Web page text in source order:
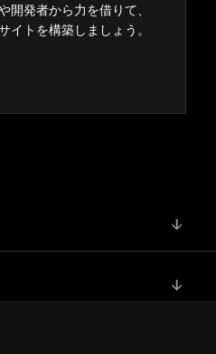
開発者から力を借りて⁠、
イトを構築しまし⁠ょう⁠。
↓
↓